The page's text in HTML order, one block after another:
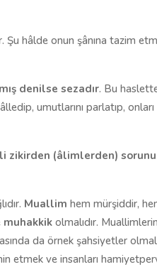
hâlde onun şânına tazim
denilse sezadır. Bu
umutlarını parlatıp,
zikirden (âlimlerden)
Muallim hem mürşiddir,
muhakkik olmalıdır.
da örnek şahsiyetler
etmek ve insanları